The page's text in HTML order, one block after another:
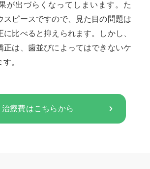
が出づらくなってしまいます。た
スピースですので、見た目の問題は
に比べると抑えられます。しかし、
正は、歯並びによってはできないケ
。
治療費はこちらから